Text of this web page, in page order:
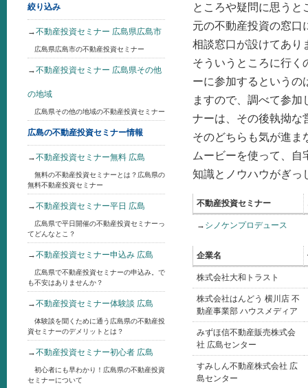
絞り込み
→不動産投資セミナー 広島県広島市
広島県広島市の不動産投資セミナー
→不動産投資セミナー 広島県その他
の地域
広島県その他の地域の不動産投資セミナー
広島の不動産投資セミナー情報
→不動産投資セミナー無料 広島
無料の不動産投資セミナーとは？広島県の
無料不動産投資セミナー
→不動産投資セミナー平日 広島
広島県で平日開催の不動産投資セミナーっ
てどんなとこ？
→不動産投資セミナー申込み 広島
広島県で不動産投資セミナーの申込み。で
も不安はありませんか？
→不動産投資セミナー体験談 広島
体験談を聞くために通う広島県の不動産投
資セミナーのデメリットとは？
→不動産投資セミナー初心者 広島
初心者にも早わかり！広島県の不動産投資
セミナーについて
ところや疑問に思うと
元の不動産投資の窓口
相談窓口が設けてあり
そういうところに行く
ーに参加するというの
ますので、調べて参
ナーは、その後執拗な
そのどちらも気が進ま
ムービーを使って、
知識とノウハウがぎっ
不動産投資セミナー
→ シノケンプロデュース
企業名
株式会社大和トラスト
株式会社はんどう 横川店 不
動産事業部 ハウスメディア
みずほ信不動産販売株式会
社 広島センター
すみしん不動産株式会社 広
島センター